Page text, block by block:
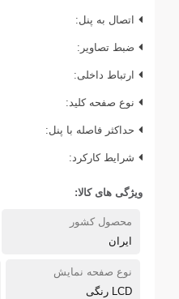
اتصال به پنل:
ضبط تصاویر:
ارتباط داخلی:
نوع صفحه کلید:
حداکثر فاصله با پنل:
شرایط کارکرد:
ویژگی های کالا:
محصول کشور
ایران
نوع صفحه نمایش
LCD رنگی